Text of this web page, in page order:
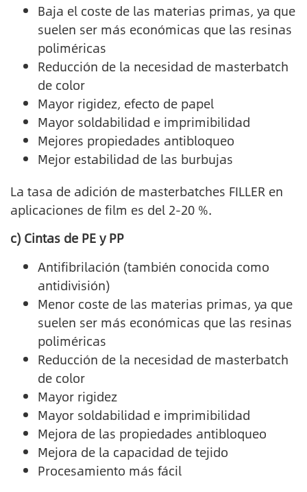
Baja el coste de las materias primas, ya que
suelen ser más económicas que las resinas
poliméricas
Reducción de la necesidad de masterbatch
de color
Mayor rigidez, efecto de papel
Mayor soldabilidad e imprimibilidad
Mejores propiedades antibloqueo
Mejor estabilidad de las burbujas
La tasa de adición de masterbatches FILLER en
aplicaciones de film es del 2-20 %.
c) Cintas de PE y PP
Antifibrilación (también conocida como
antidivisión)
Menor coste de las materias primas, ya que
suelen ser más económicas que las resinas
poliméricas
Reducción de la necesidad de masterbatch
de color
Mayor rigidez
Mayor soldabilidad e imprimibilidad
Mejora de las propiedades antibloqueo
Mejora de la capacidad de tejido
Procesamiento más fácil